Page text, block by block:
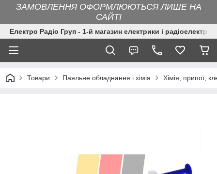
ЗАМОВЛЕННЯ ОФОРМЛЮЮТЬСЯ ЛИШЕ НА
САЙТІ
Електро Радіо Груп - 1-й магазин електрики і
Товари Паяльне обладнання і хімія Хімія, припої,